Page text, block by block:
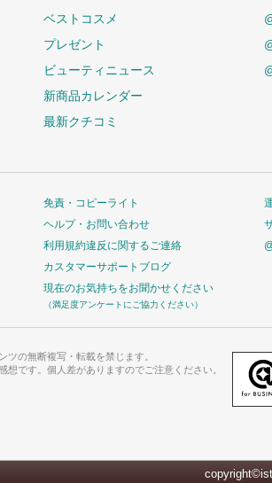
ベストコスメ
プレゼント
ビューティニュース
新商品カレンダー
最新クチコミ
免責・コピーライト
ヘルプ・お問い合わせ
利用規約違反に関するご連絡
カスタマーサポートブログ
現在のお気持ちをお聞かせください
（満足度アンケートにご協力ください）
ツの無断複写・転載を禁じます。
想です。個人差がありますのでご注意ください。